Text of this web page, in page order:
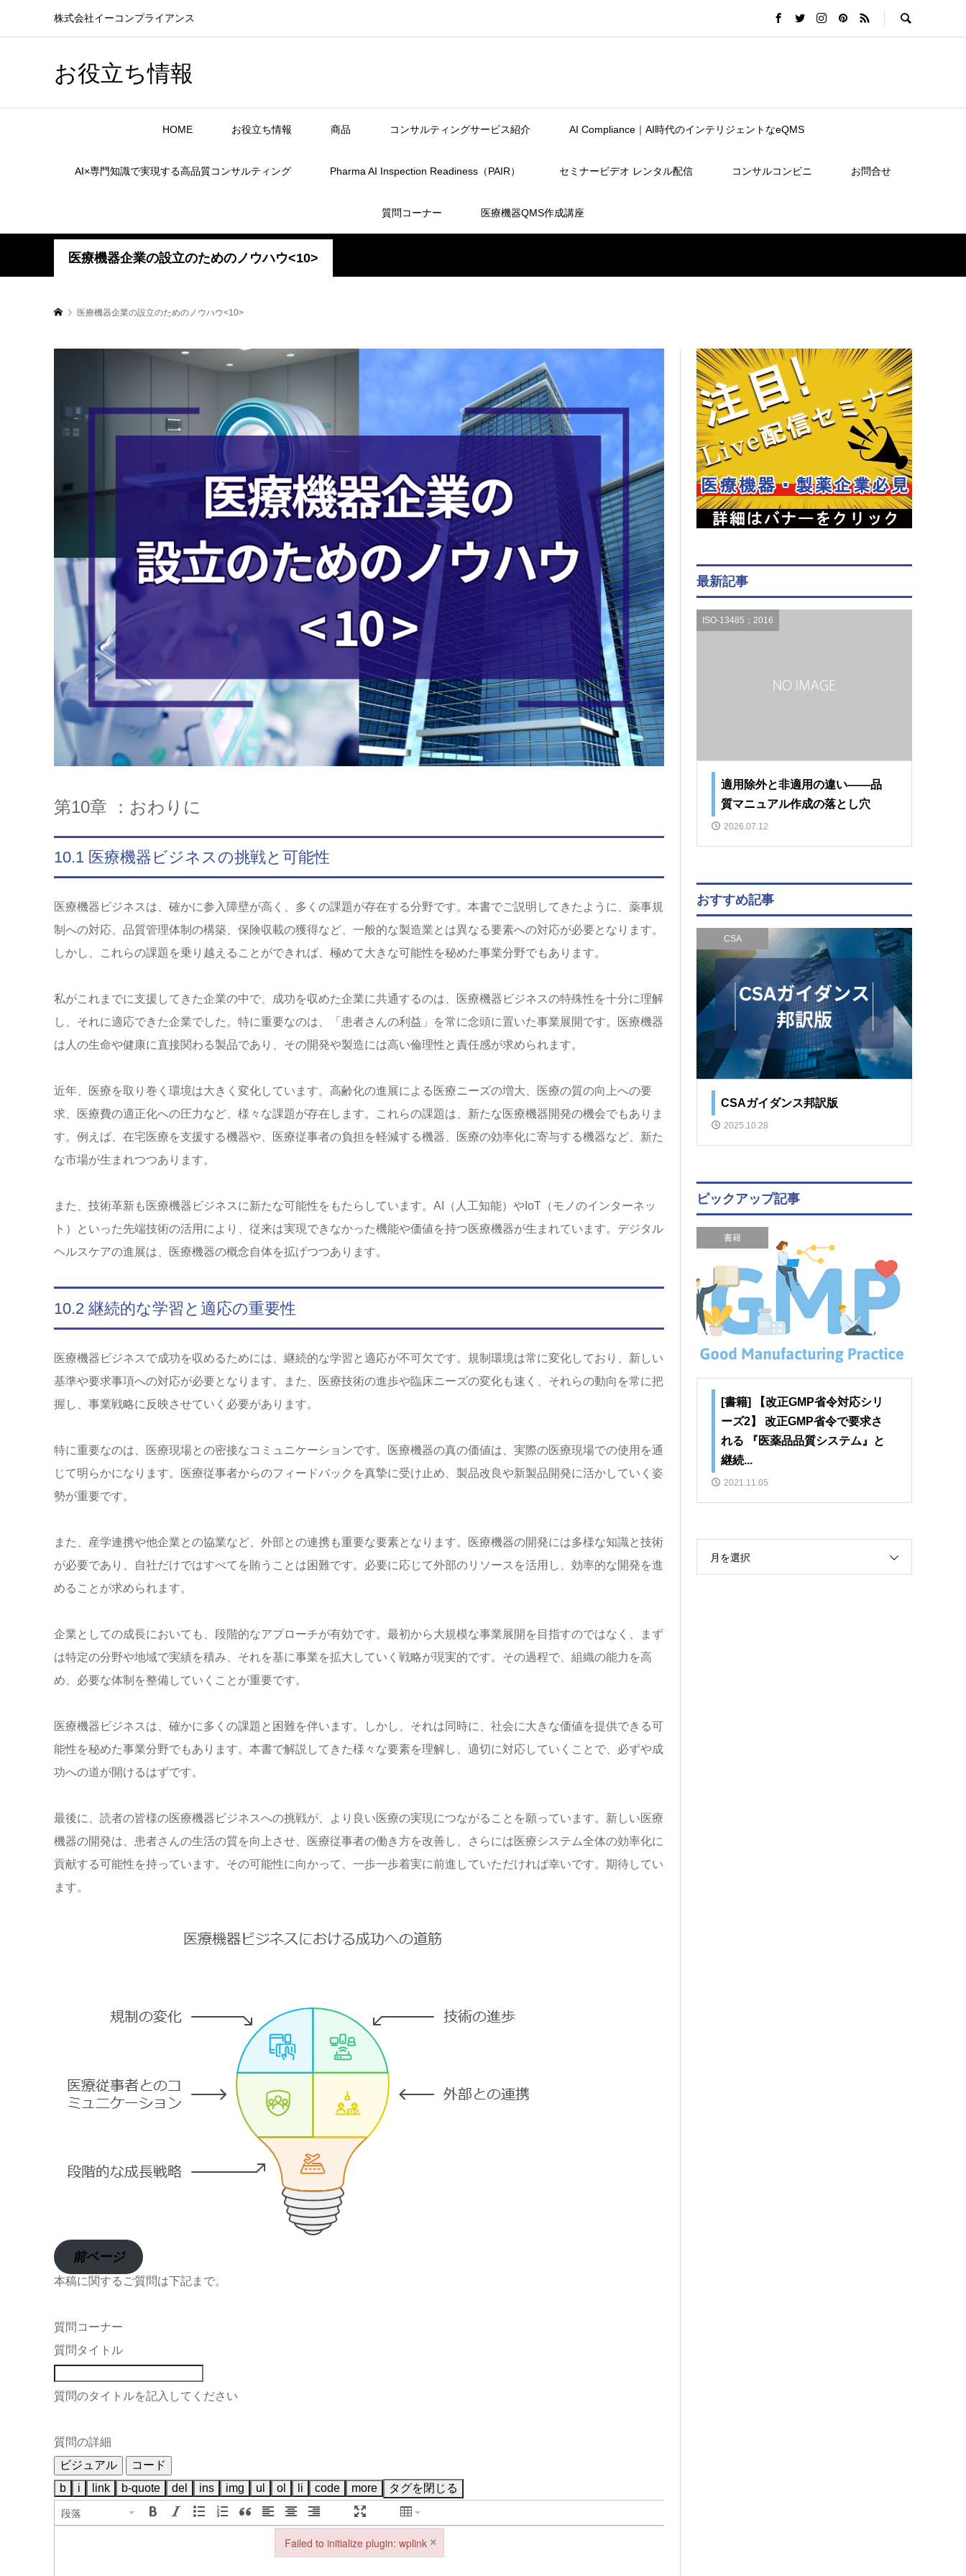
株式会社イーコンプライアンス
お役立ち情報
HOME お役立ち情報 商品 コンサルティングサービス紹介 AI Compliance｜AI時代のインテリジェントなeQMS
AI×専門知識で実現する高品質コンサルティング Pharma AI Inspection Readiness（PAIR） セミナービデオ レンタル配信 コンサルコンビニ お問合せ
質問コーナー 医療機器QMS作成講座
医療機器企業の設立のためのノウハウ<10>
医療機器企業の設立のためのノウハウ<10>
第10章 ：おわりに
10.1 医療機器ビジネスの挑戦と可能性
医療機器ビジネスは、確かに参入障壁が高く、多くの課題が存在する分野です。本書でご説明してきたように、薬事規
制への対応、品質管理体制の構築、保険収載の獲得など、一般的な製造業とは異なる要素への対応が必要となります。
しかし、これらの課題を乗り越えることができれば、極めて大きな可能性を秘めた事業分野でもあります。
私がこれまでに支援してきた企業の中で、成功を収めた企業に共通するのは、医療機器ビジネスの特殊性を十分に理解
し、それに適応できた企業でした。特に重要なのは、「患者さんの利益」を常に念頭に置いた事業展開です。医療機器
は人の生命や健康に直接関わる製品であり、その開発や製造には高い倫理性と責任感が求められます。
近年、医療を取り巻く環境は大きく変化しています。高齢化の進展による医療ニーズの増大、医療の質の向上への要
求、医療費の適正化への圧力など、様々な課題が存在します。これらの課題は、新たな医療機器開発の機会でもありま
す。例えば、在宅医療を支援する機器や、医療従事者の負担を軽減する機器、医療の効率化に寄与する機器など、新た
な市場が生まれつつあります。
また、技術革新も医療機器ビジネスに新たな可能性をもたらしています。AI（人工知能）やIoT（モノのインターネッ
ト）といった先端技術の活用により、従来は実現できなかった機能や価値を持つ医療機器が生まれています。デジタル
ヘルスケアの進展は、医療機器の概念自体を拡げつつあります。
10.2 継続的な学習と適応の重要性
医療機器ビジネスで成功を収めるためには、継続的な学習と適応が不可欠です。規制環境は常に変化しており、新しい
基準や要求事項への対応が必要となります。また、医療技術の進歩や臨床ニーズの変化も速く、それらの動向を常に把
握し、事業戦略に反映させていく必要があります。
特に重要なのは、医療現場との密接なコミュニケーションです。医療機器の真の価値は、実際の医療現場での使用を通
じて明らかになります。医療従事者からのフィードバックを真摯に受け止め、製品改良や新製品開発に活かしていく姿
勢が重要です。
また、産学連携や他企業との協業など、外部との連携も重要な要素となります。医療機器の開発には多様な知識と技術
が必要であり、自社だけではすべてを賄うことは困難です。必要に応じて外部のリソースを活用し、効率的な開発を進
めることが求められます。
企業としての成長においても、段階的なアプローチが有効です。最初から大規模な事業展開を目指すのではなく、まず
は特定の分野や地域で実績を積み、それを基に事業を拡大していく戦略が現実的です。その過程で、組織の能力を高
め、必要な体制を整備していくことが重要です。
医療機器ビジネスは、確かに多くの課題と困難を伴います。しかし、それは同時に、社会に大きな価値を提供できる可
能性を秘めた事業分野でもあります。本書で解説してきた様々な要素を理解し、適切に対応していくことで、必ずや成
功への道が開けるはずです。
最後に、読者の皆様の医療機器ビジネスへの挑戦が、より良い医療の実現につながることを願っています。新しい医療
機器の開発は、患者さんの生活の質を向上させ、医療従事者の働き方を改善し、さらには医療システム全体の効率化に
貢献する可能性を持っています。その可能性に向かって、一歩一歩着実に前進していただければ幸いです。期待してい
ます。
前ページ
本稿に関するご質問は下記まで。
質問コーナー
質問タイトル
質問のタイトルを記入してください
質問の詳細
ビジュアル
コード
段落
最新記事
ISO-13485：2016
適用除外と非適用の違い――品
質マニュアル作成の落とし穴
2026.07.12
おすすめ記事
CSA
CSAガイダンス邦訳版
2025.10.28
ピックアップ記事
書籍
[書籍] 【改正GMP省令対応シリ
ーズ2】 改正GMP省令で要求さ
れる 『医薬品品質システム』と
継続...
2021.11.05
月を選択
Failed to initialize plugin: wplink ×
Failed to initialize plugin: wplink